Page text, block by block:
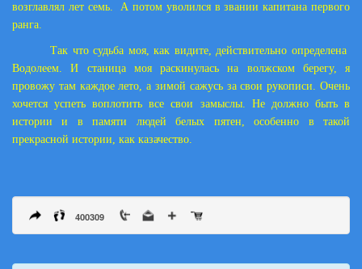
возглавлял лет семь. А потом уволился в звании капитана первого
ранга.
Так что судьба моя, как видите, действительно определена
Водолеем. И станица моя раскинулась на волжском берегу, я
провожу там каждое лето, а зимой сажусь за свои рукописи. Очень
хочется успеть воплотить все свои замыслы. Не должно быть в
истории и в памяти людей белых пятен, особенно в такой
прекрасной истории, как казачество.
400309